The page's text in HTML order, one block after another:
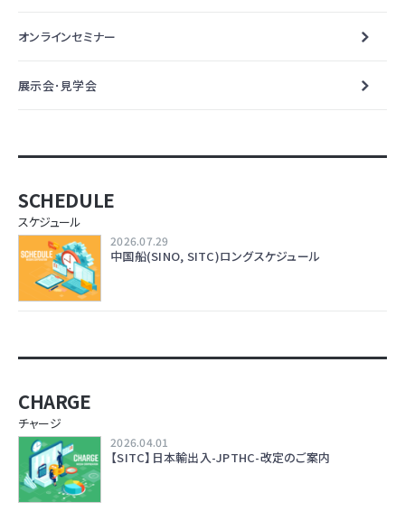
オンラインセミナー
展示会･見学会
SCHEDULE
スケジュール
2026.07.29
中国船(SINO, SITC)ロングスケジュール
CHARGE
チャージ
2026.04.01
【SITC】日本輸出入-JPTHC-改定のご案内